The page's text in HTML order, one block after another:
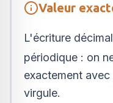
Valeur
L'écriture
périodique : on
exactement
virgule.